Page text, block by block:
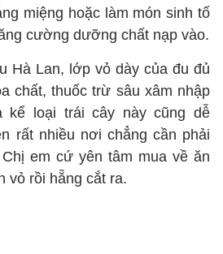
miệng hoặc làm món sinh tố
cường dưỡng chất nạp vào.
Hà Lan, lớp vỏ dày của đu đủ
chất, thuốc trừ sâu xâm nhập
kể loại trái cây này cũng dễ
rất nhiều nơi chẳng cần phải
em cứ yên tâm mua về ăn
vỏ rồi hẵng cắt ra.